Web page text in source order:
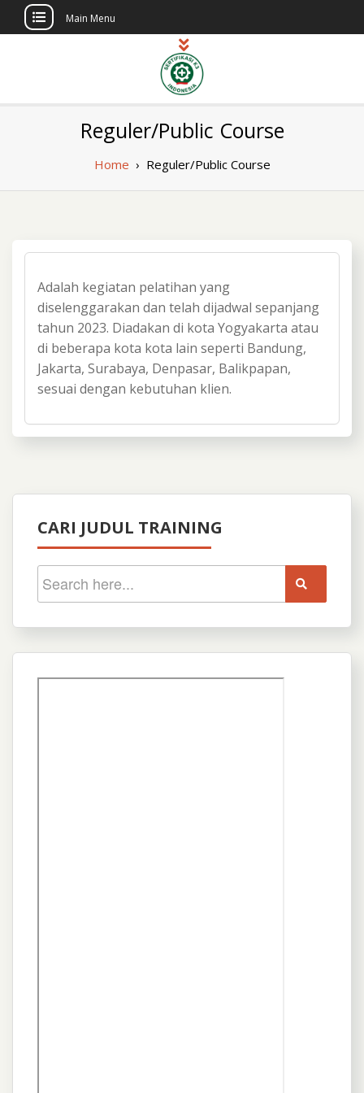
Main Menu
Sertifikasi K3
Indonesia
Berlisensi
Reguler/Public Course
Home › Reguler/Public Course
Adalah kegiatan pelatihan yang
diselenggarakan dan telah dijadwal sepanjang
tahun 2023. Diadakan di kota Yogyakarta atau
di beberapa kota kota lain seperti Bandung,
Jakarta, Surabaya, Denpasar, Balikpapan,
sesuai dengan kebutuhan klien.
CARI JUDUL TRAINING